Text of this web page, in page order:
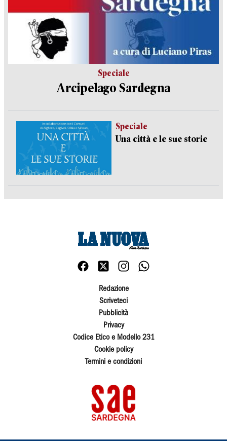
Speciale
Arcipelago Sardegna
Speciale
Una città e le sue storie
Redazione
Scriveteci
Pubblicità
Privacy
Codice Etico e Modello 231
Cookie policy
Termini e condizioni